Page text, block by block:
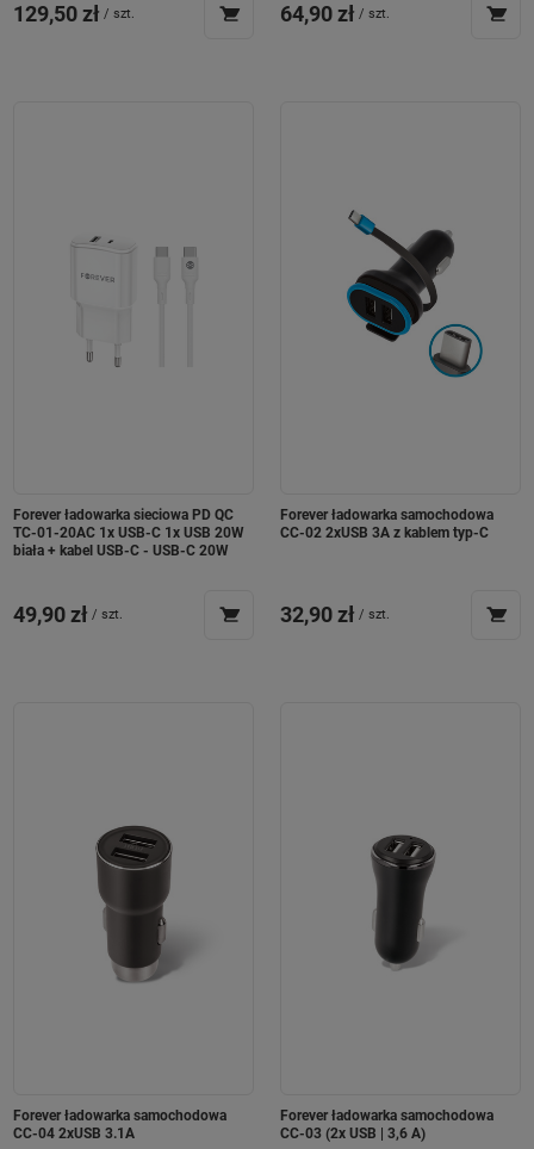
129,50 zł / szt. 64,90 zł / szt.
Forever ładowarka sieciowa PD QC
TC-01-20AC 1x USB-C 1x USB 20W
biała + kabel USB-C - USB-C 20W
49,90 zł / szt.
Forever ładowarka samochodowa
CC-02 2xUSB 3A z kablem typ-C
32,90 zł / szt.
Forever ładowarka samochodowa
CC-04 2xUSB 3.1A
Forever ładowarka samochodowa
CC-03 (2x USB | 3,6 A)